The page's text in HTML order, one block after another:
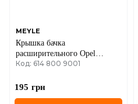
MEYLE
Крышка бачка
расширительного Opel
Combo 1.7 D 94-01/1.6 01-
Код: 614 800 9001
195 грн